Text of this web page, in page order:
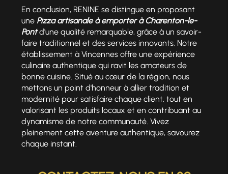
En conclusion, RENINE se distingue en proposant
une Pizza artisanale à emporter à Charenton-le-
Pontd'une qualité remarquable, grâce à un savoir-
faire traditionnel et des services innovants. Notre
établissement à Vincennes offre une expérience
culinaire authentique qui ravit les amateurs de
bonne cuisine. Situé au cœur de la région, nous
mettons un point d'honneur à allier tradition et
modernité pour satisfaire chaque client, tout en
valorisant les produits locaux et en contribuant au
dynamisme de notre communauté. Vivez
pleinement cette aventure authentique, savourez
chaque instant.